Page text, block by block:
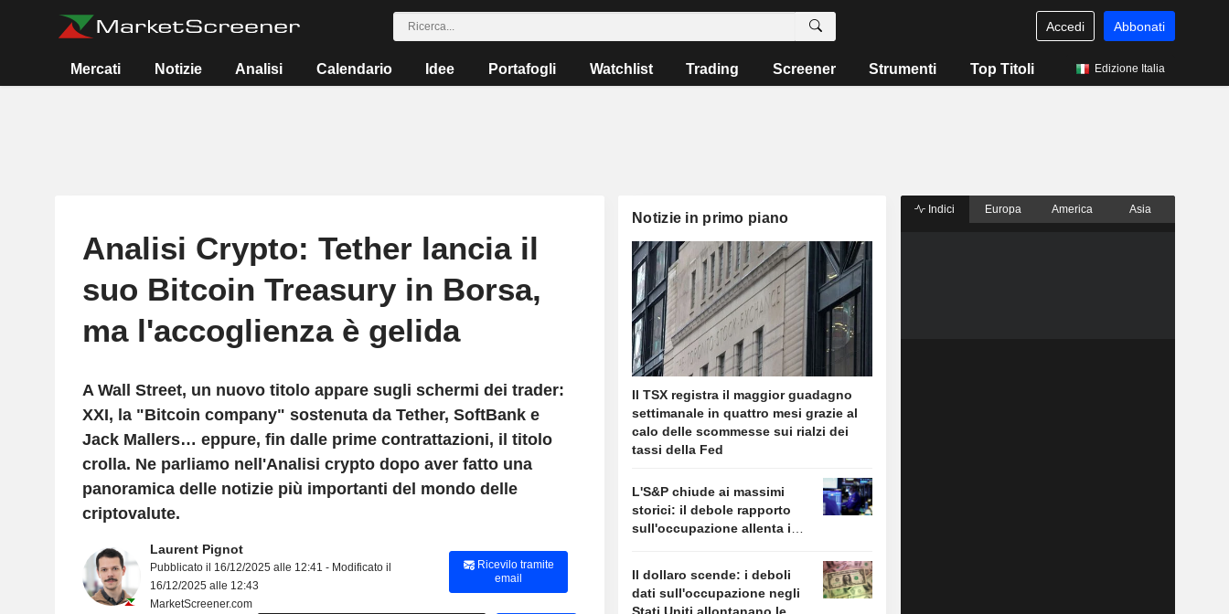
Accedi Abbonati
Mercati Notizie Analisi Calendario Idee Portafogli Watchlist Trading Screener Strumenti Top Titoli Edizione Italia
Analisi Crypto: Tether lancia il
suo Bitcoin Treasury in Borsa,
ma l'accoglienza è gelida
A Wall Street, un nuovo titolo appare sugli schermi dei trader:
XXI, la "Bitcoin company" sostenuta da Tether, SoftBank e
Jack Mallers… eppure, fin dalle prime contrattazioni, il titolo
crolla. Ne parliamo nell'Analisi crypto dopo aver fatto una
panoramica delle notizie più importanti del mondo delle
criptovalute.
Laurent Pignot
Pubblicato il 16/12/2025 alle 12:41 - Modificato il
16/12/2025 alle 12:43
MarketScreener.com
Ricevilo tramite
email
Notizie in primo piano
Il TSX registra il maggior guadagno
settimanale in quattro mesi grazie al
calo delle scommesse sui rialzi dei
tassi della Fed
L'S&P chiude ai massimi
storici: il debole rapporto
sull'occupazione allenta i
Il dollaro scende: i deboli
dati sull'occupazione negli
Indici Europa America Asia